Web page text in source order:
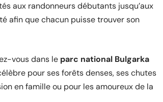
aux randonneurs débutants jusqu’aux
afin que chacun puisse trouver son
vous dans le parc national Bulgarka
pour ses forêts denses, ses chutes
en famille ou pour les amoureux de la